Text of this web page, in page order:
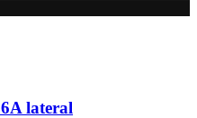
lateral